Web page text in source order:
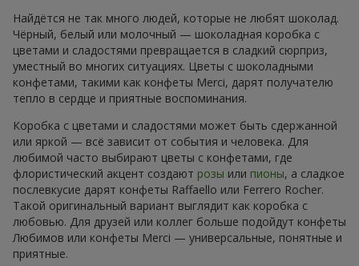
Найдётся не так много людей, которые не любят шоколад.
Чёрный, белый или молочный — шоколадная коробка с
цветами и сладостями превращается в сладкий сюрприз,
уместный во многих ситуациях. Цветы с шоколадными
конфетами, такими как конфеты Merci, дарят получателю
тепло в сердце и приятные воспоминания.
Коробка с цветами и сладостями может быть сдержанной
или яркой — всё зависит от события и человека. Для
любимой часто выбирают цветы с конфетами, где
флористический акцент создают розы или пионы, а сладкое
послевкусие дарят конфеты Raffaello или Ferrero Rocher.
Такой оригинальный вариант выглядит как коробка с
любовью. Для друзей или коллег больше подойдут конфеты
Любимов или конфеты Merci — универсальные, понятные и
приятные.